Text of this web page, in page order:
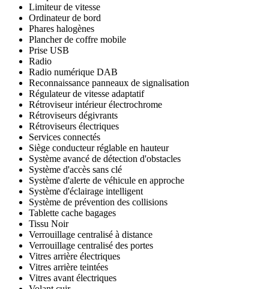
Limiteur de vitesse
Ordinateur de bord
Phares halogènes
Plancher de coffre mobile
Prise USB
Radio
Radio numérique DAB
Reconnaissance panneaux de signalisation
Régulateur de vitesse adaptatif
Rétroviseur intérieur électrochrome
Rétroviseurs dégivrants
Rétroviseurs électriques
Services connectés
Siège conducteur réglable en hauteur
Système avancé de détection d'obstacles
Système d'accès sans clé
Système d'alerte de véhicule en approche
Système d'éclairage intelligent
Système de prévention des collisions
Tablette cache bagages
Tissu Noir
Verrouillage centralisé à distance
Verrouillage centralisé des portes
Vitres arrière électriques
Vitres arrière teintées
Vitres avant électriques